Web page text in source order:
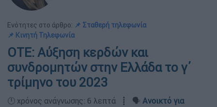
Ενότητες στο άρθρο: 📌 Σταθερή τηλεφωνία
📌 Κινητή Τηλεφωνία
ΟΤΕ: Αύξηση κερδών και
συνδρομητών στην Ελλάδα το γ΄
τρίμηνο του 2023
🕛 χρόνος ανάγνωσης: 6 λεπτά ┋ 🗣️ Ανοικτό για